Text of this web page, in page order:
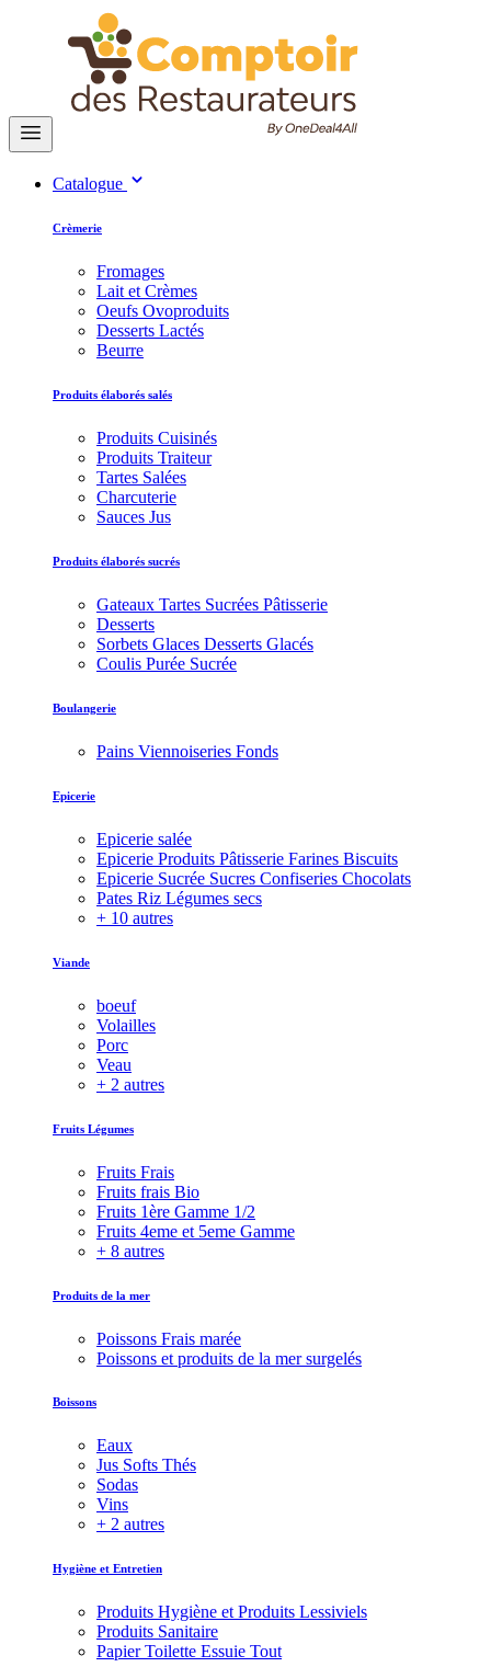
Catalogue
Crèmerie
Fromages
Lait et Crèmes
Oeufs Ovoproduits
Desserts Lactés
Beurre
Produits élaborés salés
Produits Cuisinés
Produits Traiteur
Tartes Salées
Charcuterie
Sauces Jus
Produits élaborés sucrés
Gateaux Tartes Sucrées Pâtisserie
Desserts
Sorbets Glaces Desserts Glacés
Coulis Purée Sucrée
Boulangerie
Pains Viennoiseries Fonds
Epicerie
Epicerie salée
Epicerie Produits Pâtisserie Farines Biscuits
Epicerie Sucrée Sucres Confiseries Chocolats
Pates Riz Légumes secs
+ 10 autres
Viande
boeuf
Volailles
Porc
Veau
+ 2 autres
Fruits Légumes
Fruits Frais
Fruits frais Bio
Fruits 1ère Gamme 1/2
Fruits 4eme et 5eme Gamme
+ 8 autres
Produits de la mer
Poissons Frais marée
Poissons et produits de la mer surgelés
Boissons
Eaux
Jus Softs Thés
Sodas
Vins
+ 2 autres
Hygiène et Entretien
Produits Hygiène et Produits Lessiviels
Produits Sanitaire
Papier Toilette Essuie Tout